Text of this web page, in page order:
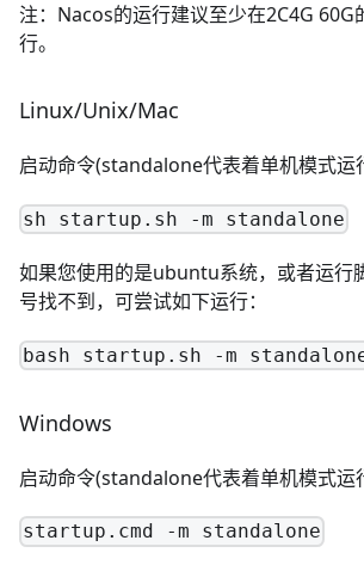
注：Nacos的运行建议至少在2C4G 60G
行。
Linux/Unix/Mac
启动命令(standalone代表着单机模式运
sh startup.sh -m standalone
如果您使用的是ubuntu系统，或者运行
号找不到，可尝试如下运行：
bash startup.sh -m
Windows
启动命令(standalone代表着单机模式运
startup.cmd -m standalone